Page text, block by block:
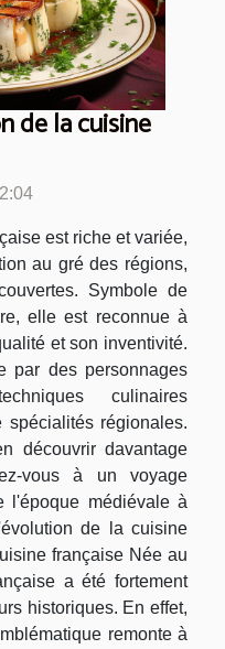
de la cuisine
est riche et variée,
au gré des régions,
Symbole de
elle est reconnue à
et son inventivité.
par des personnages
culinaires
régionales.
découvrir davantage
vous à un voyage
l'époque médiévale à
de la cuisine
française Née au
a été fortement
historiques. En effet,
remonte à